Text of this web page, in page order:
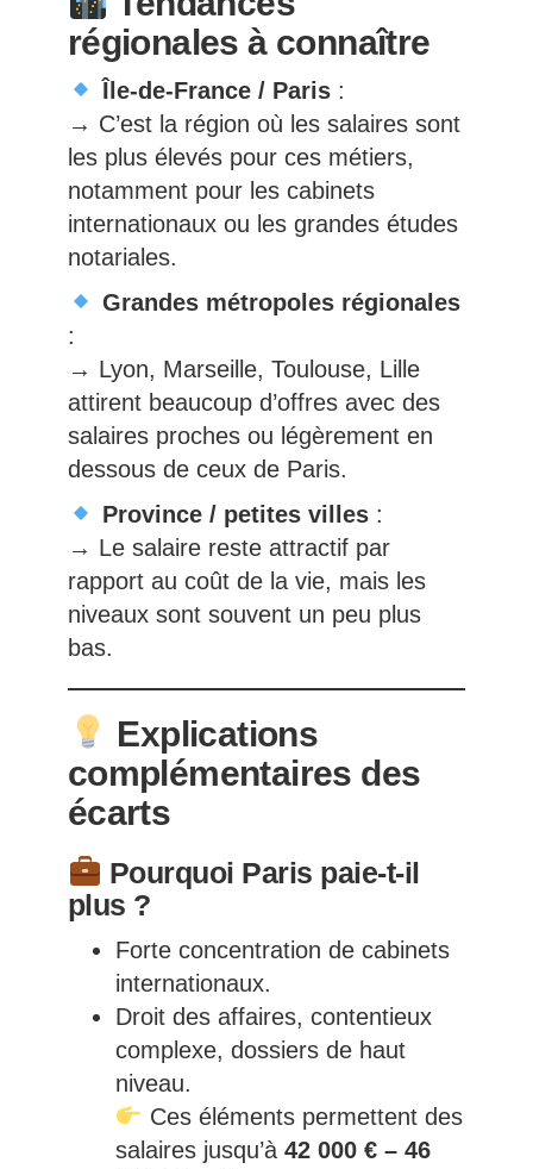
régionales à connaître
Île-de-France / Paris:
→ C’est la région où les salaires sont
les plus élevés pour ces métiers,
notamment pour les cabinets
internationaux ou les grandes études
notariales.
Grandes métropoles régionales
:
→ Lyon, Marseille, Toulouse, Lille
attirent beaucoup d’offres avec des
salaires proches ou légèrement en
dessous de ceux de Paris.
Province / petites villes:
→ Le salaire reste attractif par
rapport au coût de la vie, mais les
niveaux sont souvent un peu plus
bas.
Explications
complémentaires des
écarts
Pourquoi Paris paie-t-il
plus ?
Forte concentration de cabinets
internationaux.
Droit des affaires, contentieux
complexe, dossiers de haut
niveau.
Ces éléments permettent des
salaires jusqu’à 42 000 € – 46